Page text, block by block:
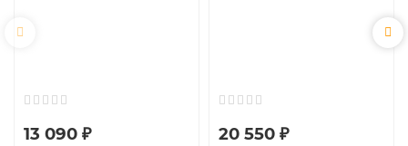
13 090 ₽ 20 550 ₽